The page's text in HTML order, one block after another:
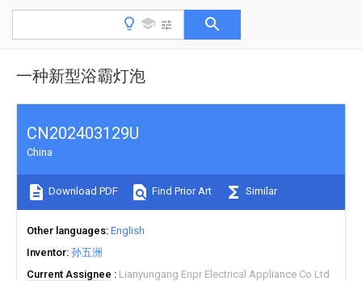
一种新型浴霸灯泡
CN202403129U
China
Download PDF Find Prior Art Similar
Other languages English
Inventor 孙五洲
Current Assignee
Lianyungang Enpr Electrical Appliance Co Ltd